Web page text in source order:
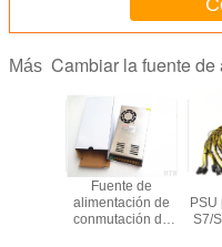
Más Cambiar la fuente de
Fuente de
alimentación de
conmutación de
PSU
S7/